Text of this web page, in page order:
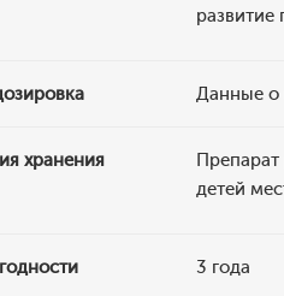
развитие
Данные о
хранения
Препарат
детей
3 года